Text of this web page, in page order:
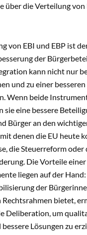
über die Verteilung von
von EBI und EBP ist
der
kann nicht nur
und zu einer
Wenn beide
sie eine bessere
Bürger an den
denen die EU heute
die Steuerreform oder
Die Vorteile
liegen auf der
der
bietet,
Deliberation, um
Lösungen zu